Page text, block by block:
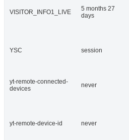
VISITOR_INFO1_LIVE
5 months 27
days
YSC session
yt-remote-connected-
devices
never
yt-remote-device-id never